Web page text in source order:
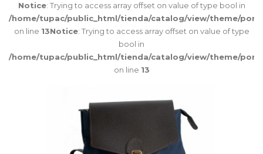
Notice: Trying to access array offset on value of type bool in
/home/tupac/public_html/tienda/catalog/view/theme/
on line 13Notice: Trying to access array offset on value of type
bool in
/home/tupac/public_html/tienda/catalog/view/theme/
on line 13